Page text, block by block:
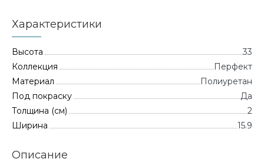
Характеристики
Высота
33
Коллекция
Перфект
Материал
Полиуретан
Под покраску
Да
Толщина (см)
2
Ширина
15.9
Описание